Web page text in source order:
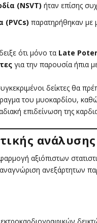
(NSVT) ήταν επίσης
(PVCs) παρατηρήθηκαν με
ότι μόνο τα Late
για την παρουσία ήπια
δείκτες θα
του μυοκαρδίου,
επιδείνωση της
ανάλυσης
αξιόπιστων
ανεξάρτητων